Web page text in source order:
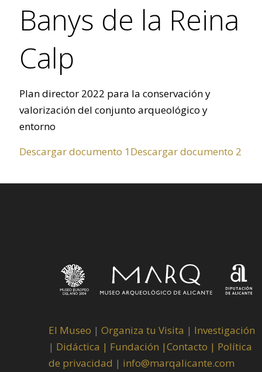
Banys de la Reina
Calp
Plan director 2022 para la conservación y
valorización del conjunto arqueológico y
entorno
Descargar documento 1Descargar documento 2
El Museo | Organiza tu Visita | Investigación
| Didáctica | Fundación |Contacto | Política
de privacidad | info@marqalicante.com